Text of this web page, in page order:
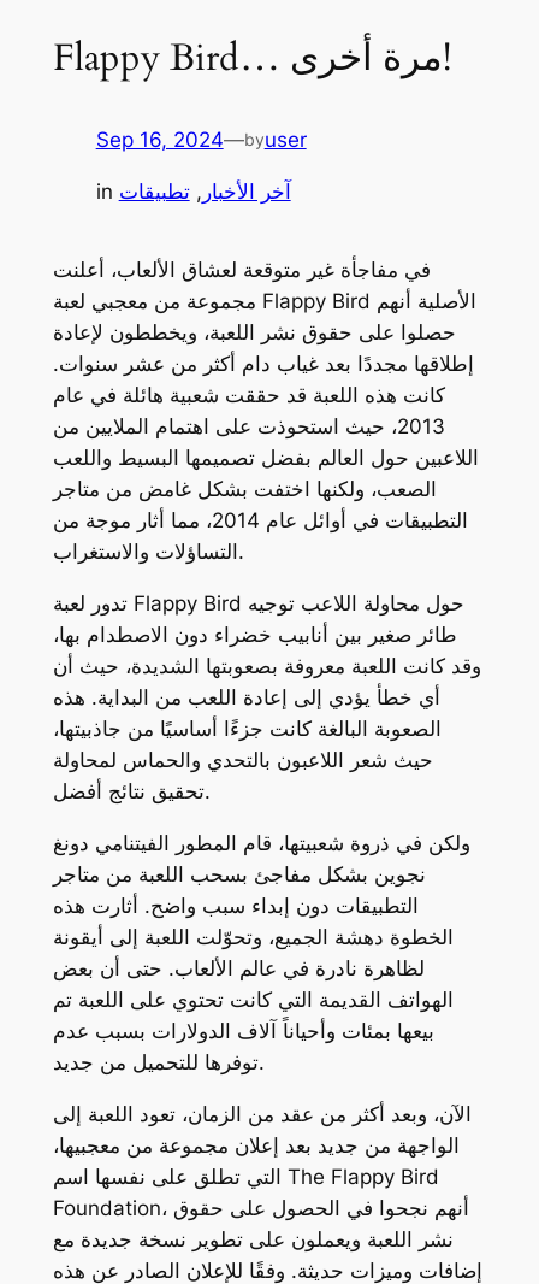
Flappy Bird… مرة أخرى!
Sep 16, 2024—byuser
in آخر الأخبار , تطبيقات
في مفاجأة غير متوقعة لعشاق الألعاب، أعلنت
مجموعة من معجبي لعبة Flappy Bird الأصلية أنهم
حصلوا على حقوق نشر اللعبة، ويخططون لإعادة
إطلاقها مجددًا بعد غياب دام أكثر من عشر سنوات.
كانت هذه اللعبة قد حققت شعبية هائلة في عام
2013، حيث استحوذت على اهتمام الملايين من
اللاعبين حول العالم بفضل تصميمها البسيط واللعب
الصعب، ولكنها اختفت بشكل غامض من متاجر
التطبيقات في أوائل عام 2014، مما أثار موجة من
التساؤلات والاستغراب.
تدور لعبة Flappy Bird حول محاولة اللاعب توجيه
طائر صغير بين أنابيب خضراء دون الاصطدام بها،
وقد كانت اللعبة معروفة بصعوبتها الشديدة، حيث أن
أي خطأ يؤدي إلى إعادة اللعب من البداية. هذه
الصعوبة البالغة كانت جزءًا أساسيًا من جاذبيتها،
حيث شعر اللاعبون بالتحدي والحماس لمحاولة
تحقيق نتائج أفضل.
ولكن في ذروة شعبيتها، قام المطور الفيتنامي دونغ
نجوين بشكل مفاجئ بسحب اللعبة من متاجر
التطبيقات دون إبداء سبب واضح. أثارت هذه
الخطوة دهشة الجميع، وتحوّلت اللعبة إلى أيقونة
لظاهرة نادرة في عالم الألعاب. حتى أن بعض
الهواتف القديمة التي كانت تحتوي على اللعبة تم
بيعها بمئات وأحياناً آلاف الدولارات بسبب عدم
توفرها للتحميل من جديد.
الآن، وبعد أكثر من عقد من الزمان، تعود اللعبة إلى
الواجهة من جديد بعد إعلان مجموعة من معجبيها،
التي تطلق على نفسها اسم The Flappy Bird
Foundation، أنهم نجحوا في الحصول على حقوق
نشر اللعبة ويعملون على تطوير نسخة جديدة مع
إضافات وميزات حديثة. وفقًا للإعلان الصادر عن هذه